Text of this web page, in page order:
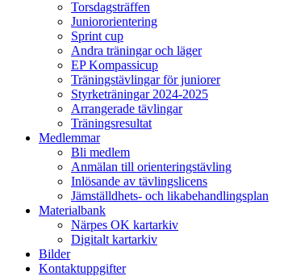
Torsdagsträffen
Juniororientering
Sprint cup
Andra träningar och läger
EP Kompassicup
Träningstävlingar för juniorer
Styrketräningar 2024-2025
Arrangerade tävlingar
Träningsresultat
Medlemmar
Bli medlem
Anmälan till orienteringstävling
Inlösande av tävlingslicens
Jämställdhets- och likabehandlingsplan
Materialbank
Närpes OK kartarkiv
Digitalt kartarkiv
Bilder
Kontaktuppgifter